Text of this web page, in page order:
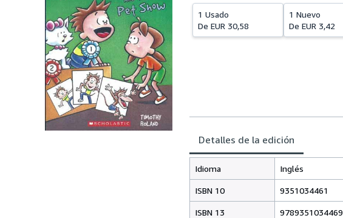
1 Usado
De EUR 30,58
1 Nuevo
De EUR 3,42
Detalles de la edición
Idioma Inglés
ISBN 10 9351034461
ISBN 13 9789351034469